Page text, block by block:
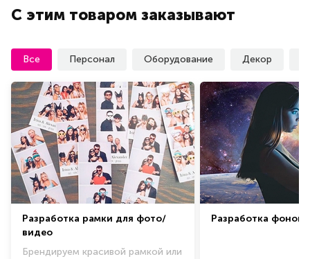
С этим товаром заказывают
Все Персонал Оборудование Декор
Разработка рамки для фото/
видео
Брендируем красивой рамкой или
Разработка